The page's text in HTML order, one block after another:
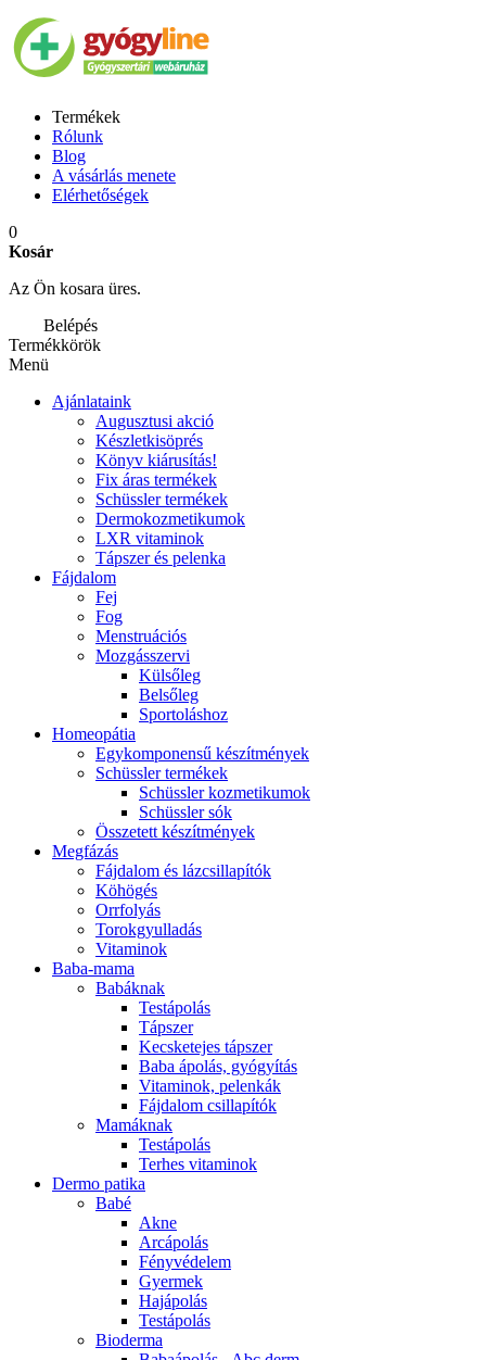
Termékek
Rólunk
Blog
A vásárlás menete
Elérhetőségek
0
Kosár
Az Ön kosara üres.
Belépés
Termékkörök
Menü
Ajánlataink
Augusztusi akció
Készletkisöprés
Könyv kiárusítás!
Fix áras termékek
Schüssler termékek
Dermokozmetikumok
LXR vitaminok
Tápszer és pelenka
Fájdalom
Fej
Fog
Menstruációs
Mozgásszervi
Külsőleg
Belsőleg
Sportoláshoz
Homeopátia
Egykomponensű készítmények
Schüssler termékek
Schüssler kozmetikumok
Schüssler sók
Összetett készítmények
Megfázás
Fájdalom és lázcsillapítók
Köhögés
Orrfolyás
Torokgyulladás
Vitaminok
Baba-mama
Babáknak
Testápolás
Tápszer
Kecsketejes tápszer
Baba ápolás, gyógyítás
Vitaminok, pelenkák
Fájdalom csillapítók
Mamáknak
Testápolás
Terhes vitaminok
Dermo patika
Babé
Akne
Arcápolás
Fényvédelem
Gyermek
Hajápolás
Testápolás
Bioderma